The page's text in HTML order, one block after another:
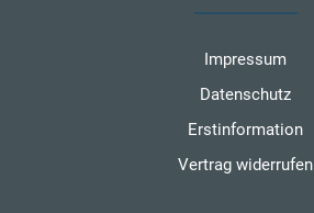
Impressum
Datenschutz
Erstinformation
Vertrag widerrufen